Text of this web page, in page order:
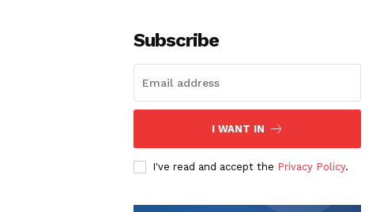
Subscribe
I WANT IN
I've read and accept the Privacy Policy.